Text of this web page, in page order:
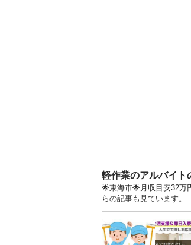
軽作業のアルバイト
🌟東海市🌟月収目安32万
らの記事も見ています。